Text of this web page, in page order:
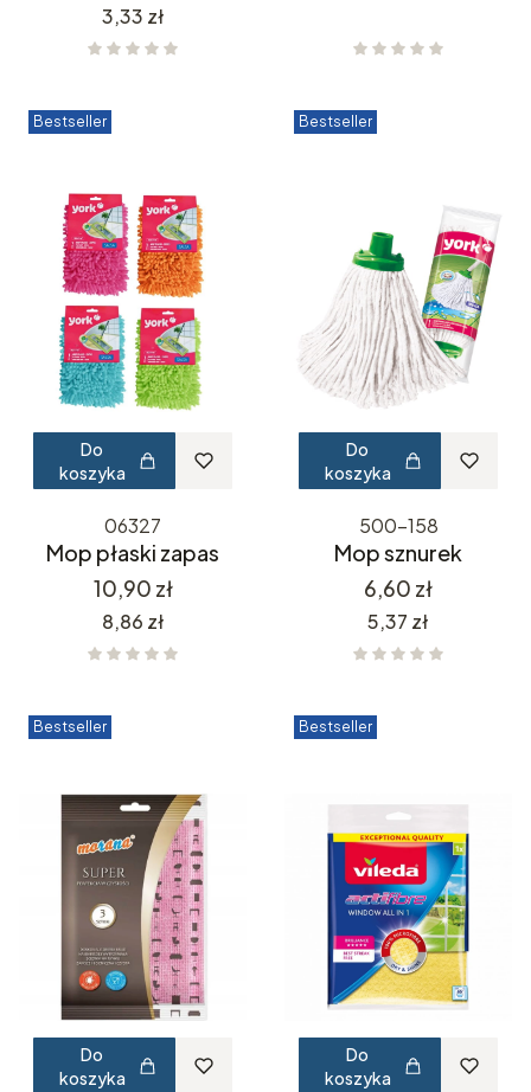
Cena
3,33 zł
Bestseller
Do
koszyka
06327
Mop płaski zapas
Cena
10,90 zł
Cena
8,86 zł
Bestseller
Do
koszyka
500-158
Mop sznurek
Cena
6,60 zł
Cena
5,37 zł
Bestseller
Do
koszyka
Bestseller
Do
koszyka